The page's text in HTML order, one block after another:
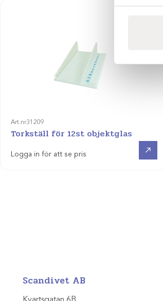
Art.nr31209
Torkställ för 12st objektglas
Logga in för att se pris
Scandivet AB